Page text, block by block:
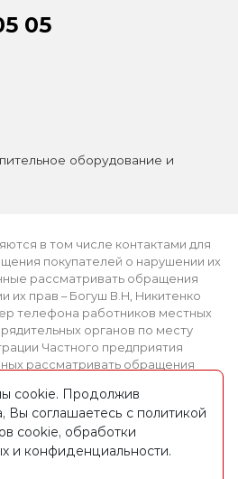
05
оборудование и
в том числе контактами для
покупателей о нарушении их
рассматривать обращения
их прав – Богуш В.Н, Никитенко
телефона работников местных
органов по месту
Частного предприятия
рассматривать обращения
в торговом реестре
309012
УНП 490826650, адрес:
30, оф.30
cookie. Продолжив
Вы соглашаетесь с политикой
cookie, обработки
и конфиденциальности.